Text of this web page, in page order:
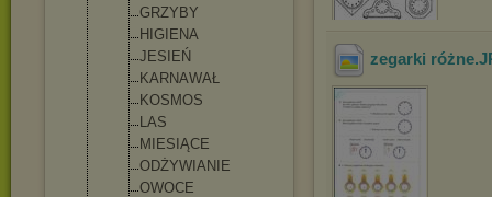
GRZYBY
HIGIENA
JESIEŃ
KARNAWAŁ
KOSMOS
LAS
MIESIĄCE
ODŻYWIANIE
OWOCE
zegarki różne